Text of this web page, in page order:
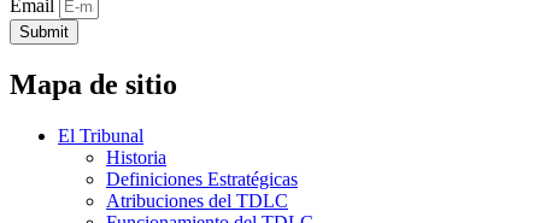
Email
Submit
Mapa de sitio
El Tribunal
Historia
Definiciones Estratégicas
Atribuciones del TDLC